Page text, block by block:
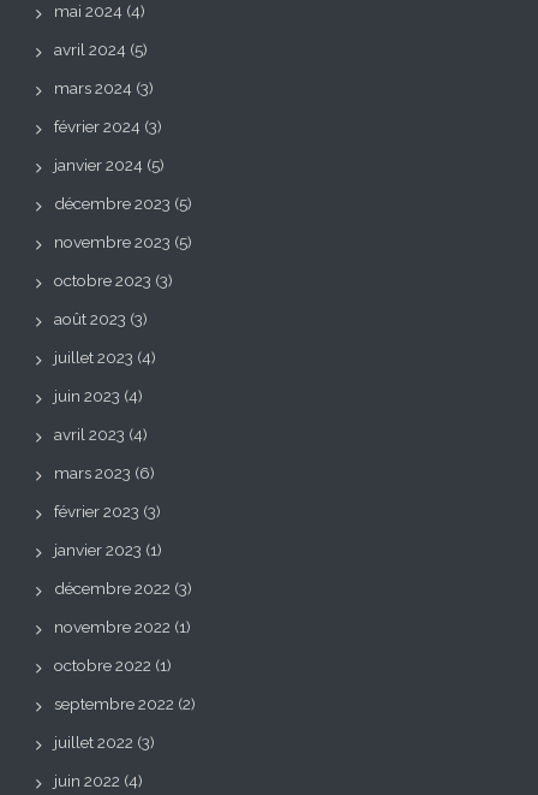
mai 2024 (4)
avril 2024 (5)
mars 2024 (3)
février 2024 (3)
janvier 2024 (5)
décembre 2023 (5)
novembre 2023 (5)
octobre 2023 (3)
août 2023 (3)
juillet 2023 (4)
juin 2023 (4)
avril 2023 (4)
mars 2023 (6)
février 2023 (3)
janvier 2023 (1)
décembre 2022 (3)
novembre 2022 (1)
octobre 2022 (1)
septembre 2022 (2)
juillet 2022 (3)
juin 2022 (4)